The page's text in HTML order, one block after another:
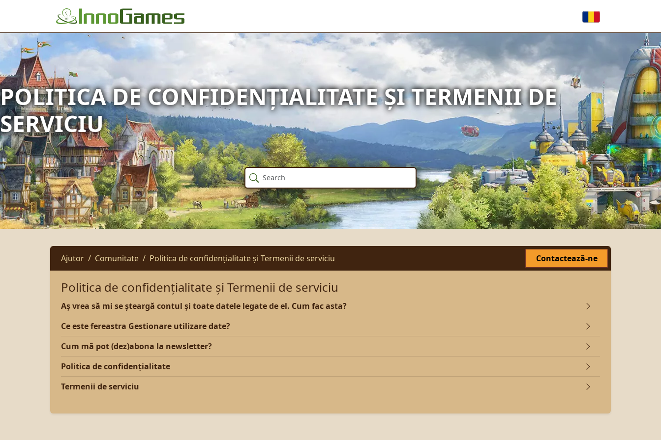
POLITICA DE CONFIDENȚIALITATE ȘI TERMENII DE
SERVICIU
Ajutor Comunitate Politica de confidențialitate și Termenii de serviciu Contactează-ne
Politica de confidențialitate și Termenii de serviciu
Aș vrea să mi se șteargă contul și toate datele legate de el. Cum fac asta?
Ce este fereastra Gestionare utilizare date?
Cum mă pot (dez)abona la newsletter?
Politica de confidențialitate
Termenii de serviciu